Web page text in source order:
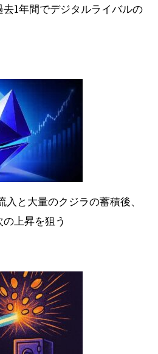
1年間でデジタルライバルの
と大量のクジラの蓄積後、
上昇を狙う